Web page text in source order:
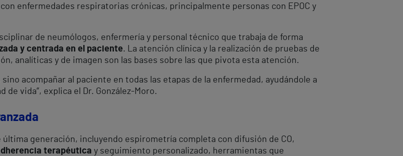
enfermedades respiratorias crónicas, principalmente personas con EPOC y
de neumólogos, enfermería y personal técnico que trabaja de forma
y centrada en el paciente. La atención clínica y la realización de pruebas de
analíticas y de imagen son las bases sobre las que pivota esta atención.
acompañar al paciente en todas las etapas de la enfermedad, ayudándole a
vida”, explica el Dr. González-Moro.
generación, incluyendo espirometría completa con difusión de CO,
terapéutica y seguimiento personalizado, herramientas que